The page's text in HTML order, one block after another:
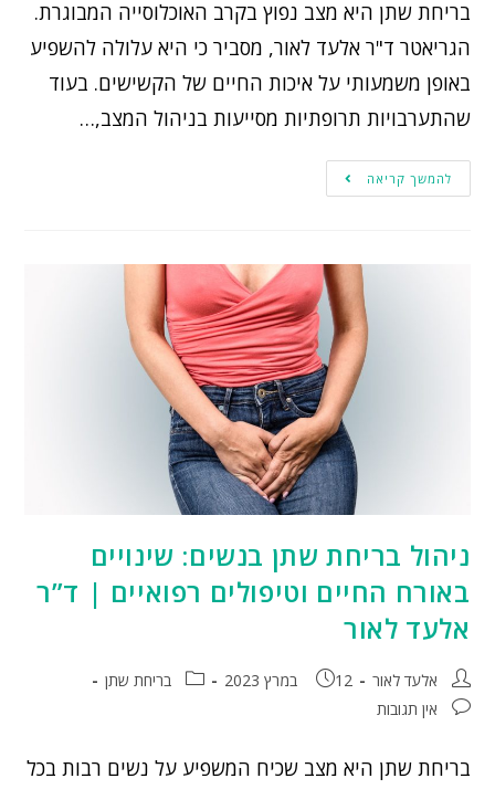
בריחת שתן היא מצב נפוץ בקרב האוכלוסייה המבוגרת.
הגריאטר ד"ר אלעד לאור, מסביר כי היא עלולה להשפיע
באופן משמעותי על איכות החיים של הקשישים. בעוד
שהתערבויות תרופתיות מסייעות בניהול המצב,…
להמשך קריאה
ניהול בריחת שתן בנשים: שינויים
באורח החיים וטיפולים רפואיים | ד”ר
אלעד לאור
אלעד לאור 12 במרץ 2023
בריחת שתן
אין תגובות
בריחת שתן היא מצב שכיח המשפיע על נשים רבות בכל